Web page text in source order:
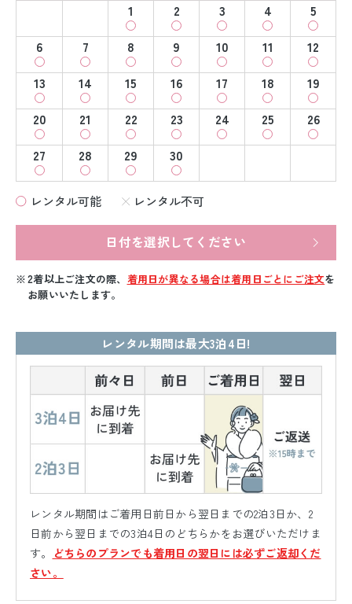
1 2 3 4
5
6
7 8 9 10 11
12
13
14 15 16 17 18
19
20
21 22 23 24 25
26
27
28 29 30
レンタル可能 レンタル不可
日付を選択してください
2着以上ご注文の際、 着用日が異なる場合は着用日ごとにご注文を
お願いいたします。
レンタル期間は最大3泊4日!
レンタル期間はご着用日前日から翌日までの2泊3日か、2
日前から翌日までの3泊4日のどちらかをお選びいただけま
す。
どちらのプランでも着用日の翌日には必ずご返却くだ
さい。